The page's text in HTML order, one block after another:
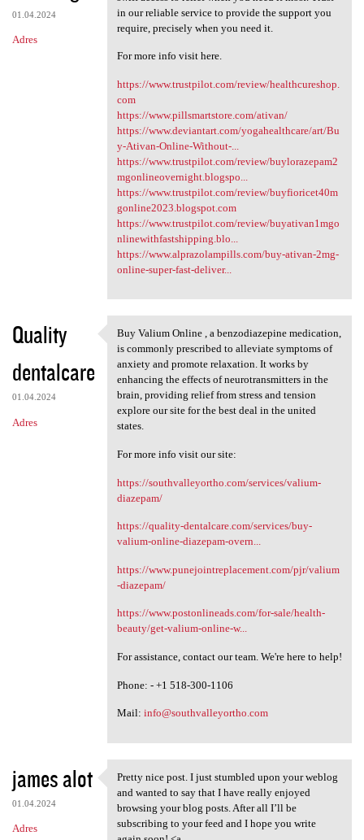
01.04.2024
Adres
in our reliable service to provide the support you
require, precisely when you need it.
For more info visit here.
https://www.trustpilot.com/review/healthcureshop.
com
https://www.pillsmartstore.com/ativan/
https://www.deviantart.com/yogahealthcare/art/Bu
y-Ativan-Online-Without-...
https://www.trustpilot.com/review/buylorazepam2
mgonlineovernight.blogspo...
https://www.trustpilot.com/review/buyfioricet40m
gonline2023.blogspot.com
https://www.trustpilot.com/review/buyativan1mgo
nlinewithfastshipping.blo...
https://www.alprazolampills.com/buy-ativan-2mg-
online-super-fast-deliver...
Quality
dentalcare
01.04.2024
Adres
Buy Valium Online , a
Buy Valium Online , a benzodiazepine medication,
is commonly prescribed to alleviate symptoms of
anxiety and promote relaxation. It works by
enhancing the effects of neurotransmitters in the
brain, providing relief from stress and tension
explore our site for the best deal in the united
states.
For more info visit our site:
https://southvalleyortho.com/services/valium-
diazepam/
https://quality-dentalcare.com/services/buy-
valium-online-diazepam-overn...
https://www.punejointreplacement.com/pjr/valium
-diazepam/
https://www.postonlineads.com/for-sale/health-
beauty/get-valium-online-w...
For assistance, contact our team. We're here to help!
Phone: - +1 518-300-1106
Mail: info@southvalleyortho.com
james alot
01.04.2024
Adres
Pretty nice post. I just
Pretty nice post. I just stumbled upon your weblog
and wanted to say that I have really enjoyed
browsing your blog posts. After all I’ll be
subscribing to your feed and I hope you write